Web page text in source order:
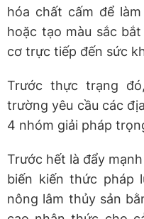
hóa chất cấm để
hoặc tạo màu sắc
cơ trực tiếp đến sức
Trước thực trạng
trường yêu cầu các
4 nhóm giải pháp
Trước hết là đẩy
biến kiến thức pháp
nông lâm thủy sản